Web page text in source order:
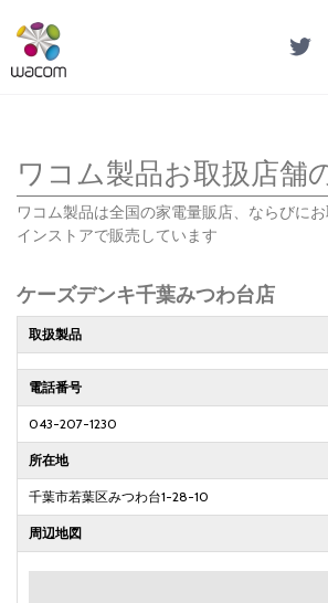
ワコム製品お取扱店舗
ワコム製品は全国の家電量販店、ならびに
インストアで販売しています
ケーズデンキ千葉みつわ台店
取扱製品
電話番号
043-207-1230
所在地
千葉市若葉区みつわ台1-28-10
周辺地図